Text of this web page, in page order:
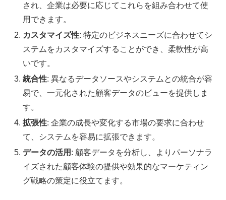
され、企業は必要に応じてこれらを組み合わせて使
用できます。
カスタマイズ性: 特定のビジネスニーズに合わせてシ
ステムをカスタマイズすることができ、柔軟性が高
いです。
統合性: 異なるデータソースやシステムとの統合が容
易で、一元化された顧客データのビューを提供しま
す。
拡張性: 企業の成長や変化する市場の要求に合わせ
て、システムを容易に拡張できます。
データの活用 : 顧客データを分析し、よりパーソナラ
イズされた顧客体験の提供や効果的なマーケティン
グ戦略の策定に役立てます。